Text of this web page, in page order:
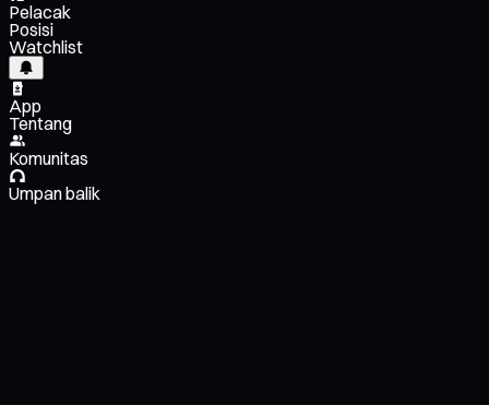
Pelacak
Posisi
Watchlist
App
Tentang
Komunitas
Umpan balik